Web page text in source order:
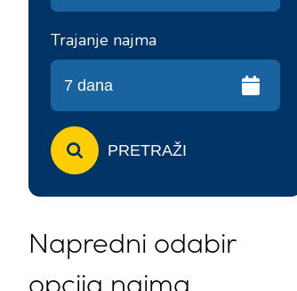
Trajanje najma
PRETRAŽI
Napredni odabir